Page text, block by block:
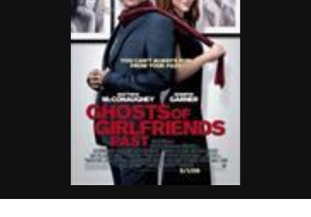
Biļetes
Pasākumi
Dāvanu